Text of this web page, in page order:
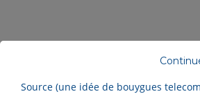
Source (une idée de bouygues